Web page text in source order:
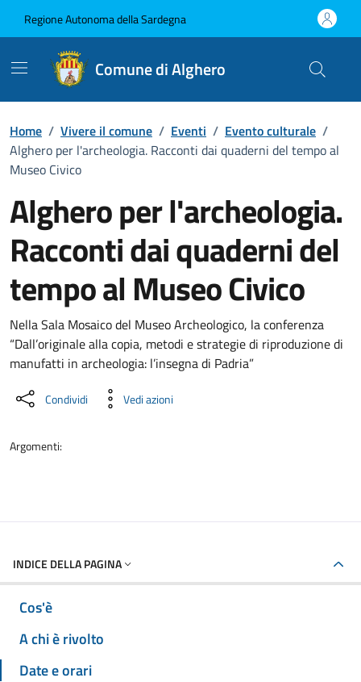
Regione Autonoma della Sardegna
Comune di Alghero
Home / Vivere il comune / Eventi / Evento culturale /
Alghero per l'archeologia. Racconti dai quaderni del tempo al
Museo Civico
Alghero per l'archeologia.
Racconti dai quaderni del
tempo al Museo Civico
Dettaglio dell'evento
Nella Sala Mosaico del Museo Archeologico, la conferenza
“Dall’originale alla copia, metodi e strategie di riproduzione di
manufatti in archeologia: l’insegna di Padria”
Condividi Vedi azioni
Argomenti:
INDICE DELLA PAGINA
Cos'è
A chi è rivolto
Date e orari